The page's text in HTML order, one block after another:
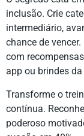
inclusão. Crie
intermediário,
chance de
com
app ou brindes
Transforme o
contínua.
poderoso